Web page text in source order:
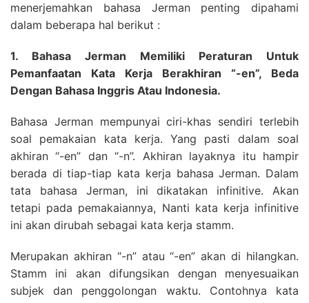
menerjemahkan bahasa Jerman penting dipahami
dalam beberapa hal berikut :
1. Bahasa Jerman Memiliki Peraturan Untuk
Pemanfaatan Kata Kerja Berakhiran “-en”, Beda
Dengan Bahasa Inggris Atau Indonesia.
Bahasa Jerman mempunyai ciri-khas sendiri terlebih
soal pemakaian kata kerja. Yang pasti dalam soal
akhiran “-en” dan “-n”. Akhiran layaknya itu hampir
berada di tiap-tiap kata kerja bahasa Jerman. Dalam
tata bahasa Jerman, ini dikatakan infinitive. Akan
tetapi pada pemakaiannya, Nanti kata kerja infinitive
ini akan dirubah sebagai kata kerja stamm.
Merupakan akhiran “-n” atau “-en” akan di hilangkan.
Stamm ini akan difungsikan dengan menyesuaikan
subjek dan penggolongan waktu. Contohnya kata